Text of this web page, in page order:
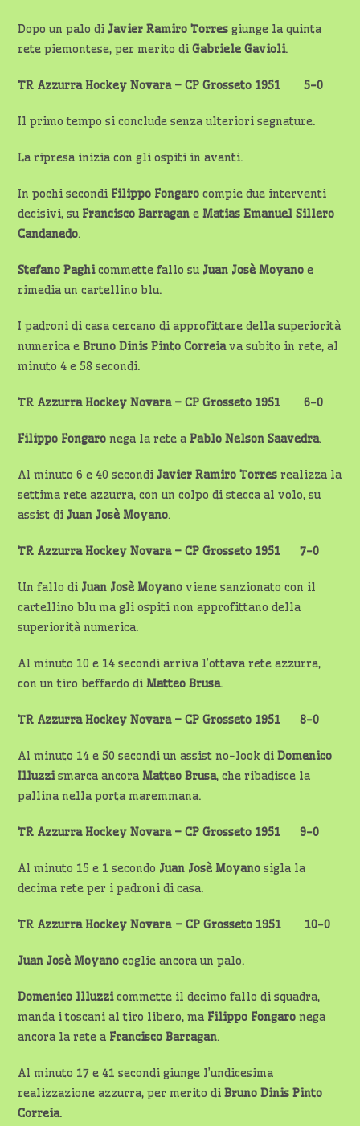
Dopo un palo di Javier Ramiro Torres giunge la quinta
rete piemontese, per merito diGabriele Gavioli.
TR Azzurra Hockey Novara – CP Grosseto 1951 5-0
Il primo tempo si conclude senza ulteriori segnature.
La ripresa inizia con gli ospiti in avanti.
In pochi secondi Filippo Fongarocompie due interventi
decisivi, su Francisco BarraganeMatias Emanuel Sillero
Candanedo.
Stefano Paghicommette fallo su Juan Josè Moyanoe
rimedia un cartellino blu.
I padroni di casa cercano di approfittare della superiorità
numerica eBruno Dinis Pinto Correiava subito in rete, al
minuto 4 e 58 secondi.
TR Azzurra Hockey Novara – CP Grosseto 1951 6-0
Filippo Fongaronega la rete aPablo Nelson Saavedra.
Al minuto 6 e 40 secondi Javier Ramiro Torresrealizza la
settima rete azzurra, con un colpo di stecca al volo, su
assist di Juan Josè Moyano.
TR Azzurra Hockey Novara – CP Grosseto 1951 7-0
Un fallo di Juan Josè Moyanoviene sanzionato con il
cartellino blu ma gli ospiti non approfittano della
superiorità numerica.
Al minuto 10 e 14 secondi arriva l’ottava rete azzurra,
con un tiro beffardo diMatteo Brusa.
TR Azzurra Hockey Novara – CP Grosseto 1951 8-0
Al minuto 14 e 50 secondi un assist no-look diDomenico
Illuzzismarca ancoraMatteo Brusa, che ribadisce la
pallina nella porta maremmana.
TR Azzurra Hockey Novara – CP Grosseto 1951 9-0
Al minuto 15 e 1 secondo Juan Josè Moyanosigla la
decima rete per i padroni di casa.
TR Azzurra Hockey Novara – CP Grosseto 1951 10-0
Juan Josè Moyanocoglie ancora un palo.
Domenico llluzzicommette il decimo fallo di squadra,
manda i toscani al tiro libero, ma Filippo Fongaronega
ancora la rete a Francisco Barragan.
Al minuto 17 e 41 secondi giunge l’undicesima
realizzazione azzurra, per merito diBruno Dinis Pinto
Correia.